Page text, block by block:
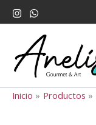
al
contenido
Inicio Productos